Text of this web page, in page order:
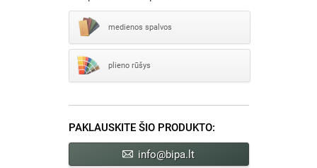
medienos spalvos
plieno rūšys
PAKLAUSKITE ŠIO PRODUKTO:
info@bipa.lt